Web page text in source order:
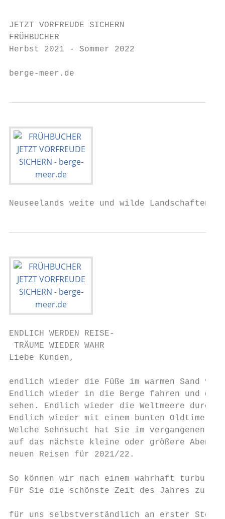
JETZT VORFREUDE SICHERN
FRÜHBUCHER
Herbst 2021 - Sommer 2022
berge-meer.de
Neuseelands weite und wilde Landschaften
ENDLICH WERDEN REISE-
TRÄUME WIEDER WAHR
Liebe Kunden,
endlich wieder die Füße im warmen Sand
Endlich wieder in die Berge fahren und die
sehen. Endlich wieder die Weltmeere
Endlich wieder mit einem bunten Oldtimer
Welche Sehnsucht hat Sie im
auf das nächste kleine oder größere
neuen Reisen für 2021/22.
So können wir nach einem wahrhaft
Für Sie die schönste Zeit des Jahres zu
für uns selbstverständlich an erster